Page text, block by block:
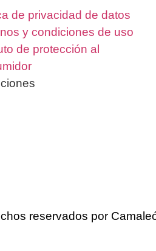
de privacidad de datos
y condiciones de uso
de protección al
reservados por